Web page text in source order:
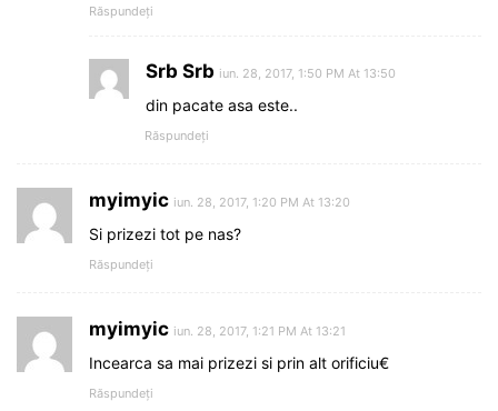
Răspundeți
Srb Srb iun. 28, 2017, 1:50 PM At 13:50
din pacate asa este..
Răspundeți
myimyic iun. 28, 2017, 1:20 PM At 13:20
Si prizezi tot pe nas?
Răspundeți
myimyic iun. 28, 2017, 1:21 PM At 13:21
Incearca sa mai prizezi si prin alt orificiu€
Răspundeți